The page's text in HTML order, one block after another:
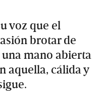
voz que el
brotar de
mano abierta
aquella, cálida y